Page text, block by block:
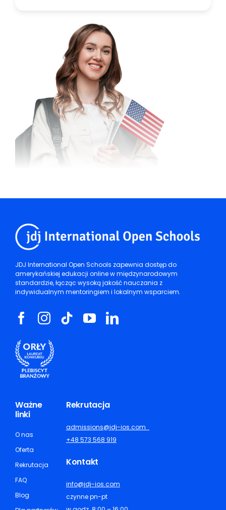
JDJ International Open Schools zapewnia dostęp do
amerykańskiej edukacji online w międzynarodowym
standardzie, łącząc wysoką jakość nauczania z
indywidualnym mentoringiem i lokalnym wsparciem.
Ważne
linki
O nas
Oferta
Rekrutacja
FAQ
Blog
Rekrutacja
admissions@jdj-ios.com
+48 573 568 919
Kontakt
info@jdj-ios.com
czynne pn-pt